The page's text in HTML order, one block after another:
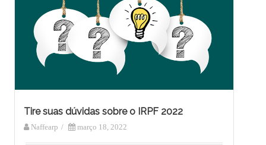
Tire suas dúvidas sobre o IRPF 2022
Naffearp / março 18, 2022